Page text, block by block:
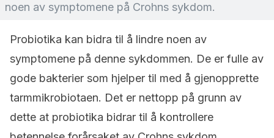
noen av symptomene på Crohns sykdom.
Probiotika kan bidra til å lindre noen av
symptomene på denne sykdommen. De er fulle av
gode bakterier som hjelper til med å gjenopprette
tarmmikrobiotaen. Det er nettopp på grunn av
dette at probiotika bidrar til å kontrollere